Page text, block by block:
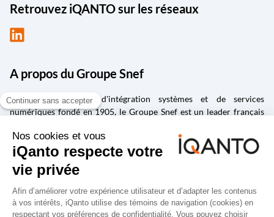
Retrouvez iQANTO sur les réseaux
A propos du Groupe Snef
Groupe d'ingénierie, d'intégration systèmes et de services
numériques fondé en 1905, le Groupe Snef est un leader français
d’intégration et maintenance de systèmes électriques et
mécaniques ; de conception et fabrication de solutions
industrielles ; de la transformation numérique, de la gestion de la
donnée et de la cybersécurité ; d’édition et d’intégration de logiciels
spécialisés dans la conception, la vie des produits et la gestion de la
performance.